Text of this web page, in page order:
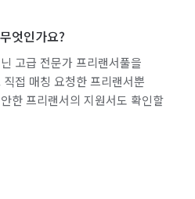
엇인가요?
고급 전문가 프리랜서풀을
접 매칭 요청한 프리랜서뿐
한 프리랜서의 지원서도 확인할